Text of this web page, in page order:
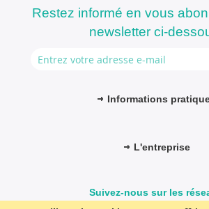
Restez informé en vous
newsletter ci-
Informations
L'entreprise
Suivez-nous sur les